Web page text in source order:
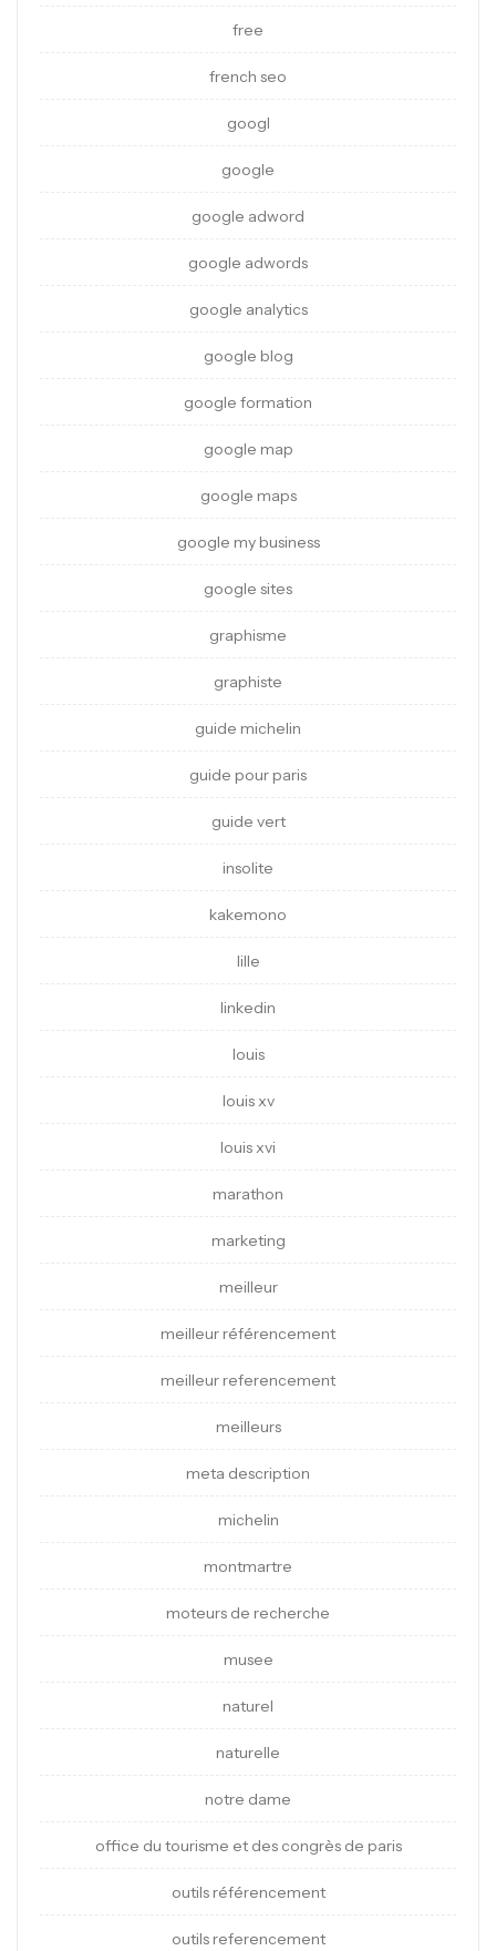
free
french seo
googl
google
google adword
google adwords
google analytics
google blog
google formation
google map
google maps
google my business
google sites
graphisme
graphiste
guide michelin
guide pour paris
guide vert
insolite
kakemono
lille
linkedin
louis
louis xv
louis xvi
marathon
marketing
meilleur
meilleur référencement
meilleur referencement
meilleurs
meta description
michelin
montmartre
moteurs de recherche
musee
naturel
naturelle
notre dame
office du tourisme et des congrès de paris
outils référencement
outils referencement